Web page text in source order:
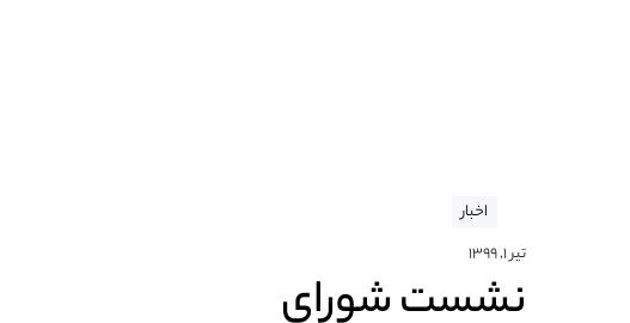
اخبار
تیر ۱, ۱۳۹۹
نشست شورای